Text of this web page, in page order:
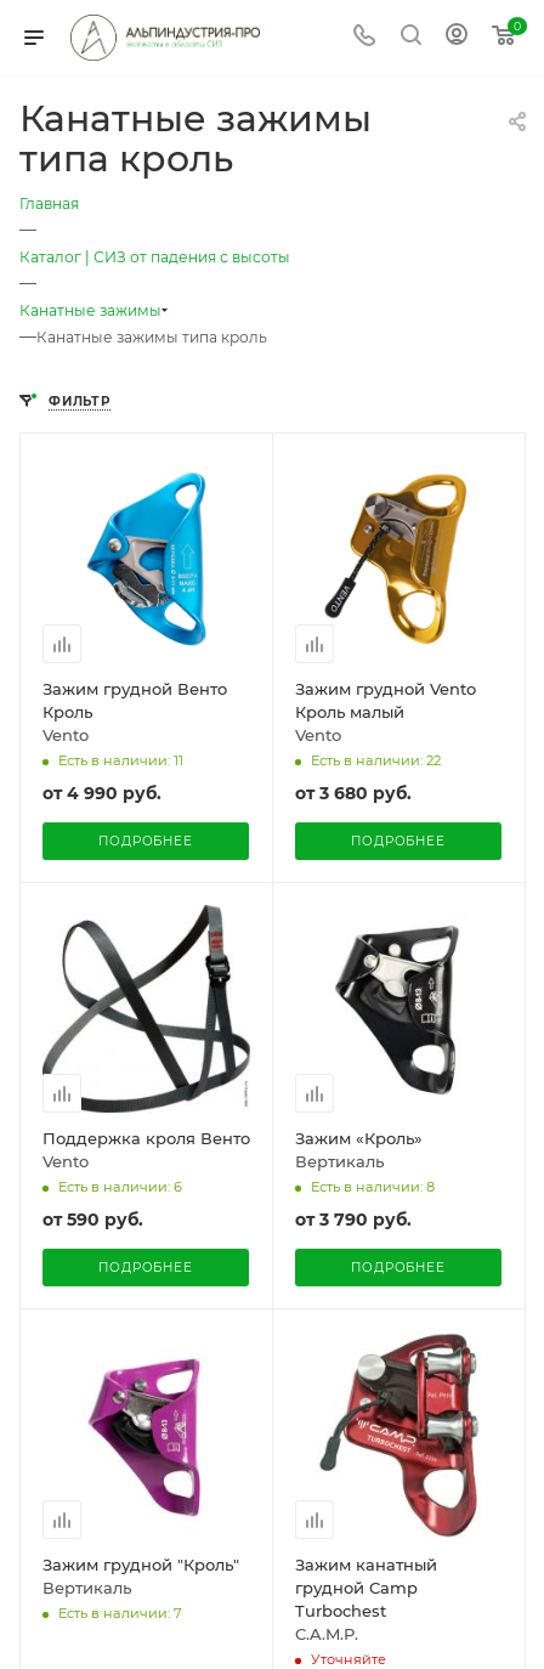
0
Канатные зажимы
типа кроль
Главная
—
Каталог | СИЗ от падения с высоты
—
Канатные зажимы
—Канатные зажимы типа кроль
ФИЛЬТР
Зажим грудной Венто
Кроль
Vento
Есть в наличии: 11
от4 990 руб.
ПОДРОБНЕЕ
Зажим грудной Vento
Кроль малый
Vento
Есть в наличии: 22
от3 680 руб.
ПОДРОБНЕЕ
Поддержка кроля Венто
Vento
Есть в наличии: 6
от590 руб.
ПОДРОБНЕЕ
Зажим «Кроль»
Вертикаль
Есть в наличии: 8
от3 790 руб.
ПОДРОБНЕЕ
Зажим грудной "Кроль"
Вертикаль
Есть в наличии: 7
Зажим канатный
грудной Camp
Turbochest
C.A.M.P.
Уточняйте